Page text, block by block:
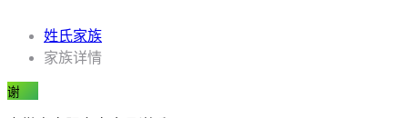
姓氏家族
家族详情
谢